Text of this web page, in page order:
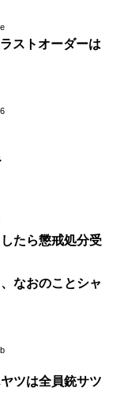
ストオーダーは
たら懲戒処分受
なおのことシャ
ツは全員銃サツ